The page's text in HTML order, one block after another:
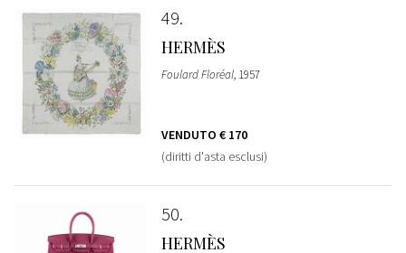
49
HERMÈS
Foulard Floréal, 1957
VENDUTO € 170
(diritti d'asta esclusi)
50
HERMÈS